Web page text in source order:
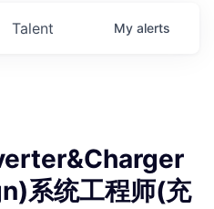
Talent My alerts
系统工程师(充